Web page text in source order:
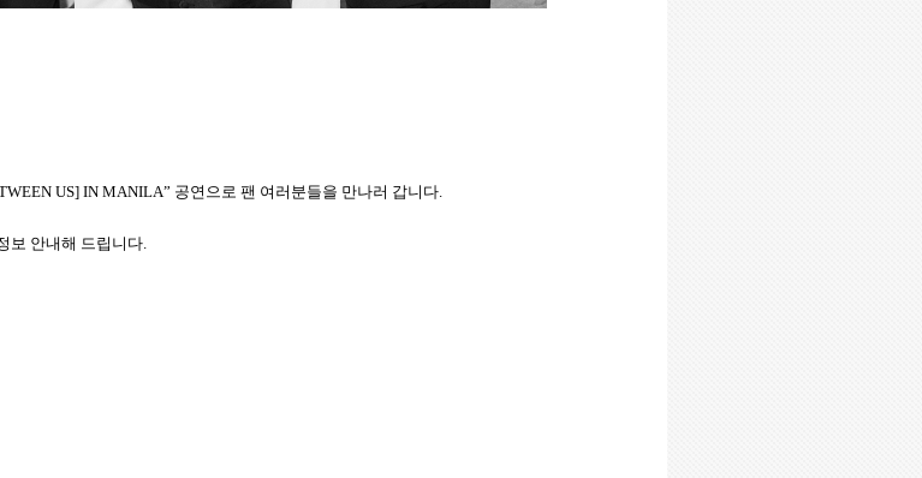
US] IN MANILA” 공연으로 팬 여러분들을 만나러 갑니다.
보 안내해 드립니다.